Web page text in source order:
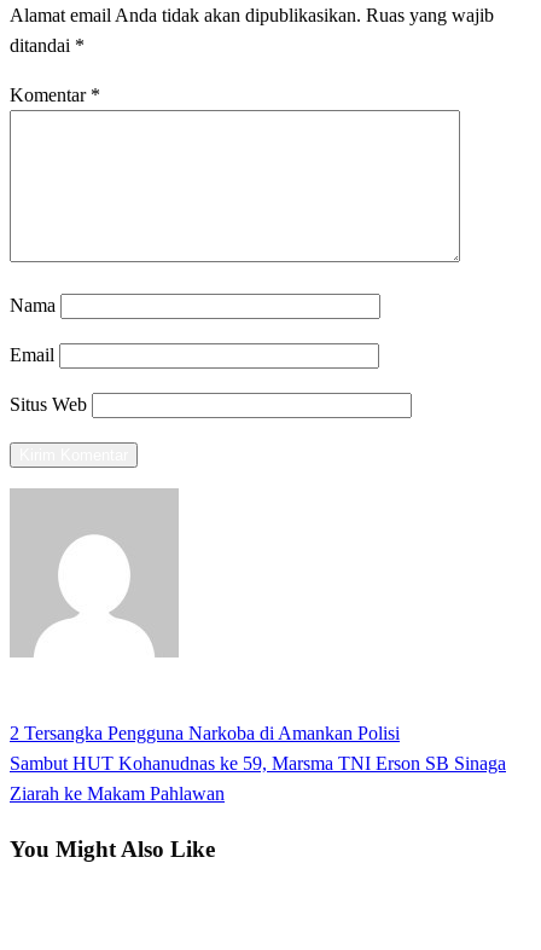
Alamat email Anda tidak akan dipublikasikan. Ruas yang wajib
ditandai *
Komentar *
Nama
Email
Situs Web
Navigasi
pos
Previous
Post
2 Tersangka Pengguna Narkoba di Amankan Polisi
Next
Post
Sambut HUT Kohanudnas ke 59, Marsma TNI Erson SB Sinaga
Ziarah ke Makam Pahlawan
You Might Also Like